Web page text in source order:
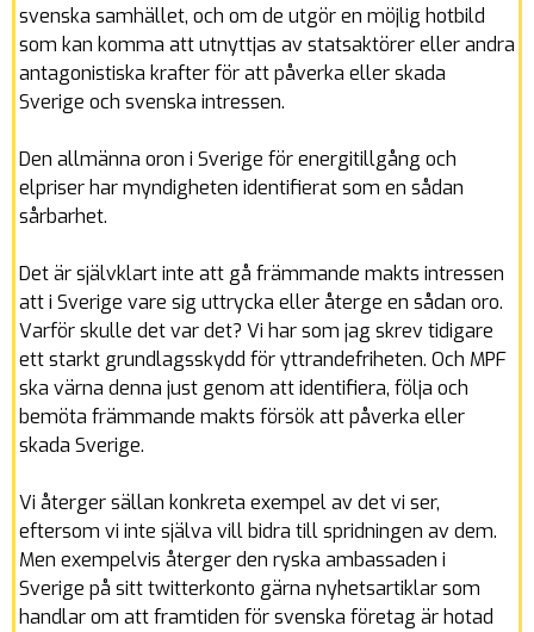
svenska samhället, och om de utgör en möjlig hotbild
som kan komma att utnyttjas av statsaktörer eller andra
antagonistiska krafter för att påverka eller skada
Sverige och svenska intressen.
Den allmänna oron i Sverige för energitillgång och
elpriser har myndigheten identifierat som en sådan
sårbarhet.
Det är självklart inte att gå främmande makts intressen
att i Sverige vare sig uttrycka eller återge en sådan oro.
Varför skulle det var det? Vi har som jag skrev tidigare
ett starkt grundlagsskydd för yttrandefriheten. Och MPF
ska värna denna just genom att identifiera, följa och
bemöta främmande makts försök att påverka eller
skada Sverige.
Vi återger sällan konkreta exempel av det vi ser,
eftersom vi inte själva vill bidra till spridningen av dem.
Men exempelvis återger den ryska ambassaden i
Sverige på sitt twitterkonto gärna nyhetsartiklar som
handlar om att framtiden för svenska företag är hotad